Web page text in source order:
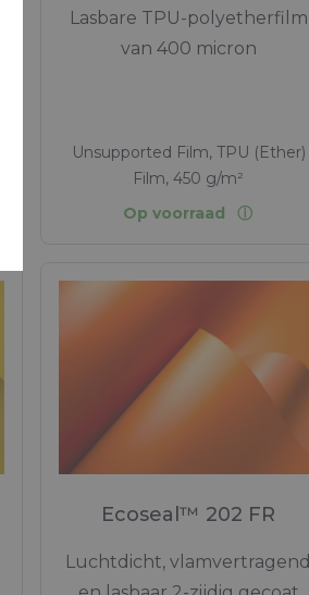
Lasbare TPU-polyetherfilm
van 400 micron
Unsupported Film, TPU (Ether)
Film, 450 g/m²
Op voorraad
Ecoseal™ 202 FR
Luchtdicht, vlamvertragend